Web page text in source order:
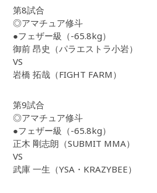
第8試合
◎アマチュア修斗
●フェザー級（-65.8kg）
御前 昂史（パラエストラ小岩）
VS
岩橋 拓哉（FIGHT FARM）
第9試合
◎アマチュア修斗
●フェザー級（-65.8kg）
正木 剛志朗（SUBMIT MMA）
VS
武庫 一生（YSA・KRAZYBEE）